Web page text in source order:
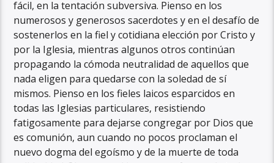
fácil, en la tentación subversiva. Pienso en los
numerosos y generosos sacerdotes y en el desafío de
sostenerlos en la fiel y cotidiana elección por Cristo y
por la Iglesia, mientras algunos otros continúan
propagando la cómoda neutralidad de aquellos que
nada eligen para quedarse con la soledad de sí
mismos. Pienso en los fieles laicos esparcidos en
todas las Iglesias particulares, resistiendo
fatigosamente para dejarse congregar por Dios que
es comunión, aun cuando no pocos proclaman el
nuevo dogma del egoísmo y de la muerte de toda